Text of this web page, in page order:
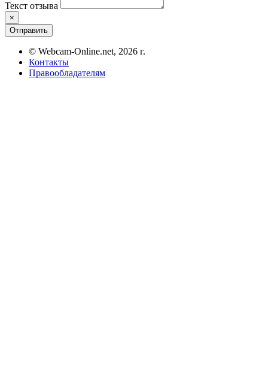
Текст отзыва
×
Отправить
© Webcam-Online.net, 2026 г.
Контакты
Правообладателям